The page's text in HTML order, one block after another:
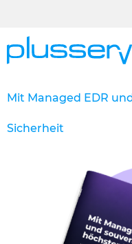
Mit Managed EDR
Sicherheit